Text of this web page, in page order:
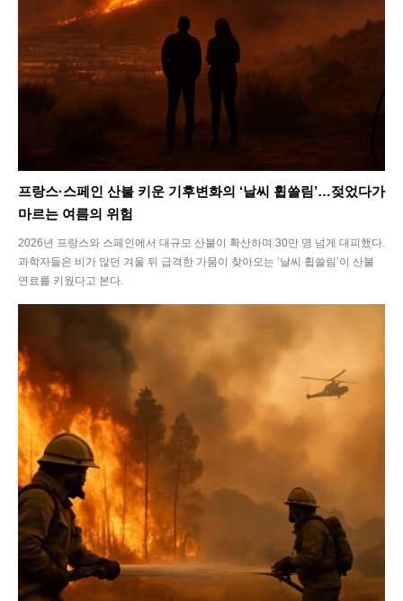
프랑스·스페인 산불 키운 기후변화의 ‘날씨 휩쓸림’…젖었다가
마르는 여름의 위험
2026년 프랑스와 스페인에서 대규모 산불이 확산하며 30만 명 넘게 대피했다.
과학자들은 비가 많던 겨울 뒤 급격한 가뭄이 찾아오는 ‘날씨 휩쓸림’이 산불
연료를 키웠다고 본다.